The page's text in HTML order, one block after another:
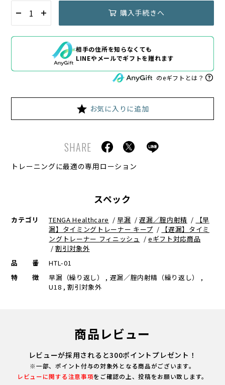
購入手続きへ
相手の住所を知らなくても
LINEやメールでギフトを贈れます
のeギフトとは？
お気に入りに追加
SHARE
トレーニングに最適の専用ローション
スペック
カテゴリ TENGA Healthcare /早漏 /遅漏／腟内射精 /
【早
漏】タイミングトレーナー キープ /
【遅漏】タイミ
ングトレーナー フィニッシュ
/eギフト対応商品
/割引対象外
品番
HTL-01
特徴
早漏（繰り返し） , 遅漏／腟内射精（繰り返し） ,
U18 , 割引対象外
商品レビュー
レビューが採用されると300ポイントプレゼント！
※一部、ポイント付与の対象外となる商品がございます。
レビューに関する注意事項をご確認の上、投稿をお願い致します。